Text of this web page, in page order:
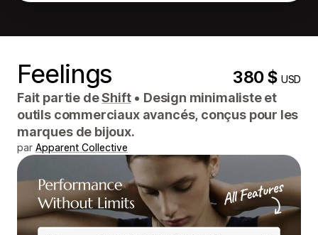
Feelings 380 $USD
Fait partie deShift • Design minimaliste et
outils commerciaux avancés, conçus pour les
marques de bijoux.
par Apparent Collective